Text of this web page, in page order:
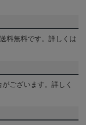
料無料です。詳しくは
ございます。詳しく